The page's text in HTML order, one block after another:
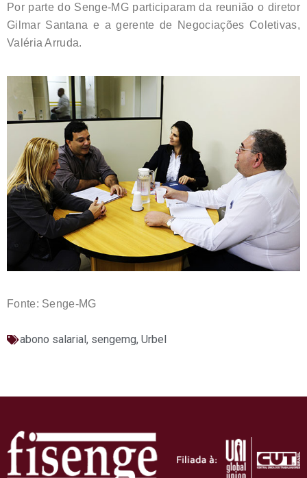
Por parte do Senge-MG participaram da reunião o diretor
Gilmar Santana e a gerente de Negociações Coletivas,
Valéria Arruda.
Fonte: Senge-MG
abono salarial , sengemg, Urbel